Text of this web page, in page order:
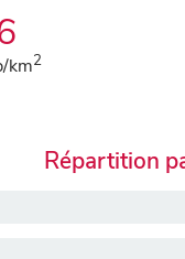
km2
Répartition